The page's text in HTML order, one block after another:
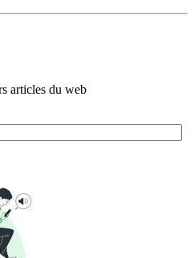
articles du web